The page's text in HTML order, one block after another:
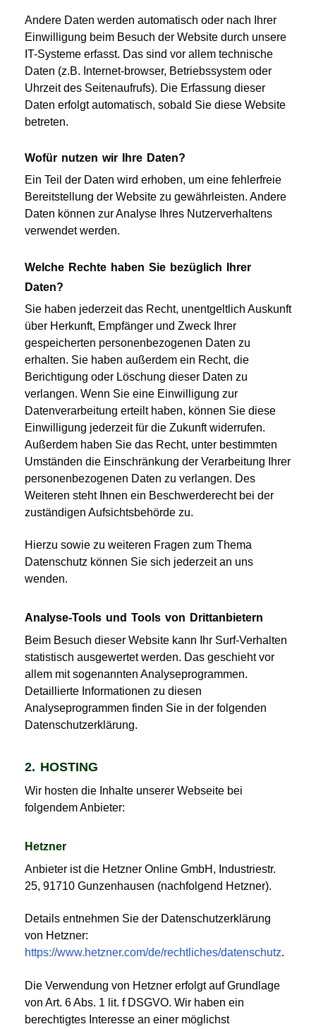
Andere Daten werden automatisch oder nach Ihrer
Einwilligung beim Besuch der Website durch unsere
IT-Systeme erfasst. Das sind vor allem technische
Daten (z.B. Internet-browser, Betriebssystem oder
Uhrzeit des Seitenaufrufs). Die Erfassung dieser
Daten erfolgt automatisch, sobald Sie diese Website
betreten.
Wofür nutzen wir Ihre Daten?
Ein Teil der Daten wird erhoben, um eine fehlerfreie
Bereitstellung der Website zu gewährleisten. Andere
Daten können zur Analyse Ihres Nutzerverhaltens
verwendet werden.
Welche Rechte haben Sie bezüglich Ihrer
Daten?
Sie haben jederzeit das Recht, unentgeltlich Auskunft
über Herkunft, Empfänger und Zweck Ihrer
gespeicherten personenbezogenen Daten zu
erhalten. Sie haben außerdem ein Recht, die
Berichtigung oder Löschung dieser Daten zu
verlangen. Wenn Sie eine Einwilligung zur
Datenverarbeitung erteilt haben, können Sie diese
Einwilligung jederzeit für die Zukunft widerrufen.
Außerdem haben Sie das Recht, unter bestimmten
Umständen die Einschränkung der Verarbeitung Ihrer
personenbezogenen Daten zu verlangen. Des
Weiteren steht Ihnen ein Beschwerderecht bei der
zuständigen Aufsichtsbehörde zu.
Hierzu sowie zu weiteren Fragen zum Thema
Datenschutz können Sie sich jederzeit an uns
wenden.
Analyse-Tools und Tools von Drittanbietern
Beim Besuch dieser Website kann Ihr Surf-Verhalten
statistisch ausgewertet werden. Das geschieht vor
allem mit sogenannten Analyseprogrammen.
Detaillierte Informationen zu diesen
Analyseprogrammen finden Sie in der folgenden
Datenschutzerklärung.
2. HOSTING
Wir hosten die Inhalte unserer Webseite bei
folgendem Anbieter:
Hetzner
Anbieter ist die Hetzner Online GmbH, Industriestr.
25, 91710 Gunzenhausen (nachfolgend Hetzner).
Details entnehmen Sie der Datenschutzerklärung
von Hetzner:
https://www.hetzner.com/de/rechtliches/datenschutz.
Die Verwendung von Hetzner erfolgt auf Grundlage
von Art. 6 Abs. 1 lit. f DSGVO. Wir haben ein
berechtigtes Interesse an einer möglichst